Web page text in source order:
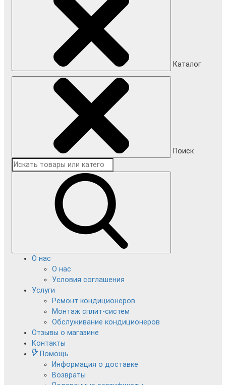
Каталог
Поиск
О нас
О нас
Условия соглашения
Услуги
Ремонт кондиционеров
Монтаж сплит-систем
Обслуживание кондиционеров
Отзывы о магазине
Контакты
Помощь
Информация о доставке
Возвраты